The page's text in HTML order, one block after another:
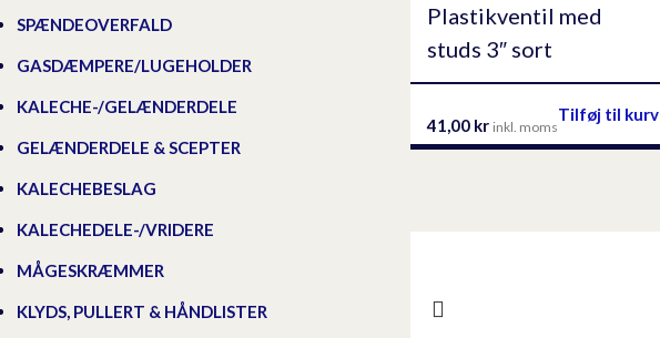
SPÆNDEOVERFALD
GASDÆMPERE/LUGEHOLDER
KALECHE-/GELÆNDERDELE
GELÆNDERDELE & SCEPTER
KALECHEBESLAG
KALECHEDELE-/VRIDERE
MÅGESKRÆMMER
KLYDS, PULLERT & HÅNDLISTER
Plastikventil med
studs 3″ sort
41,00 kr inkl. moms
Tilføj til kurv